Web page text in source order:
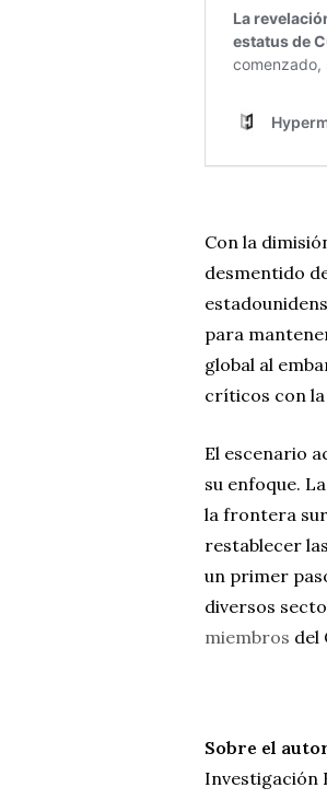
Con la
desmentido
para
global al
críticos con la
El escenario
su enfoque.
la frontera
restablecer
un primer
diversos
miembros del
Sobre el
Investigación